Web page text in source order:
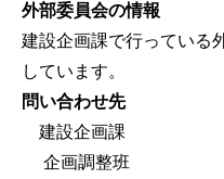
外部委員会の情報
建設企画課で行っている
しています。
問い合わせ先
建設企画課
企画調整班